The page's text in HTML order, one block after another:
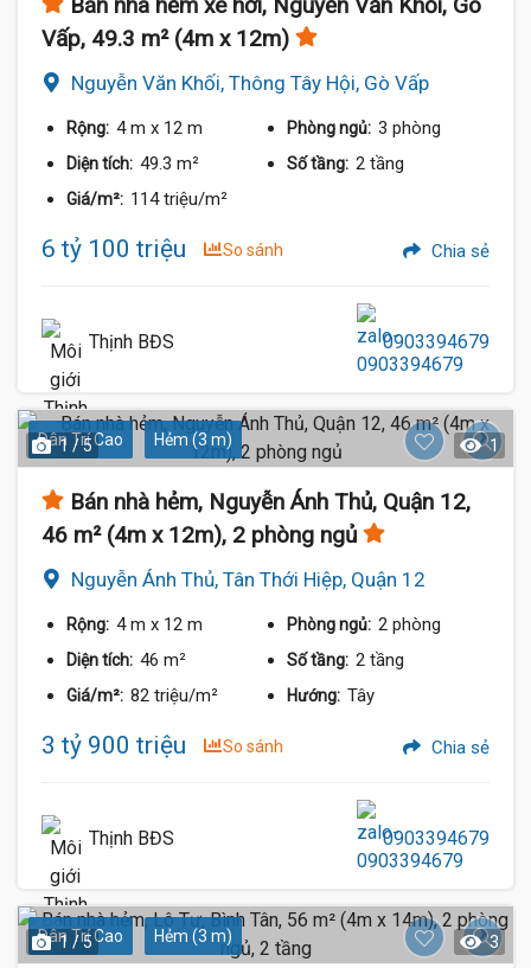
Vấp, 49.3 m² (4m x 12m)
Nguyễn Văn Khối, Thông Tây Hội, Gò Vấp
Rộng: 4 m x 12 m Phòng ngủ: 3 phòng
Diện tích: 49.3 m² Số tầng: 2 tầng
Giá/m²: 114 triệu/m²
6 tỷ 100 triệu So sánh Chia sẻ
Thịnh BĐS 0903394679
Dân Trí Cao Hẻm (3 m)
1 / 5 1
Bán nhà hẻm, Nguyễn Ánh Thủ, Quận 12,
46 m² (4m x 12m), 2 phòng ngủ
Nguyễn Ánh Thủ, Tân Thới Hiệp, Quận 12
Rộng: 4 m x 12 m Phòng ngủ: 2 phòng
Diện tích: 46 m² Số tầng: 2 tầng
Giá/m²: 82 triệu/m² Hướng: Tây
3 tỷ 900 triệu So sánh Chia sẻ
Thịnh BĐS 0903394679
Dân Trí Cao Hẻm (3 m)
1 / 5 3